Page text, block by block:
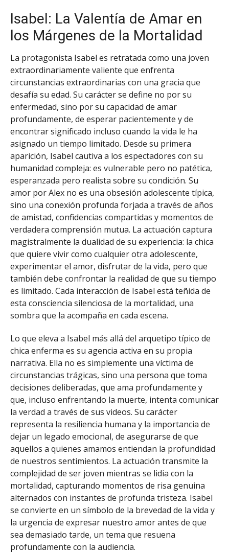
Isabel: La Valentía de Amar en
los Márgenes de la Mortalidad
La protagonista Isabel es retratada como una joven
extraordinariamente valiente que enfrenta
circunstancias extraordinarias con una gracia que
desafía su edad. Su carácter se define no por su
enfermedad, sino por su capacidad de amar
profundamente, de esperar pacientemente y de
encontrar significado incluso cuando la vida le ha
asignado un tiempo limitado. Desde su primera
aparición, Isabel cautiva a los espectadores con su
humanidad compleja: es vulnerable pero no patética,
esperanzada pero realista sobre su condición. Su
amor por Alex no es una obsesión adolescente típica,
sino una conexión profunda forjada a través de años
de amistad, confidencias compartidas y momentos de
verdadera comprensión mutua. La actuación captura
magistralmente la dualidad de su experiencia: la chica
que quiere vivir como cualquier otra adolescente,
experimentar el amor, disfrutar de la vida, pero que
también debe confrontar la realidad de que su tiempo
es limitado. Cada interacción de Isabel está teñida de
esta consciencia silenciosa de la mortalidad, una
sombra que la acompaña en cada escena.
Lo que eleva a Isabel más allá del arquetipo típico de
chica enferma es su agencia activa en su propia
narrativa. Ella no es simplemente una víctima de
circunstancias trágicas, sino una persona que toma
decisiones deliberadas, que ama profundamente y
que, incluso enfrentando la muerte, intenta comunicar
la verdad a través de sus videos. Su carácter
representa la resiliencia humana y la importancia de
dejar un legado emocional, de asegurarse de que
aquellos a quienes amamos entiendan la profundidad
de nuestros sentimientos. La actuación transmite la
complejidad de ser joven mientras se lidia con la
mortalidad, capturando momentos de risa genuina
alternados con instantes de profunda tristeza. Isabel
se convierte en un símbolo de la brevedad de la vida y
la urgencia de expresar nuestro amor antes de que
sea demasiado tarde, un tema que resuena
profundamente con la audiencia.